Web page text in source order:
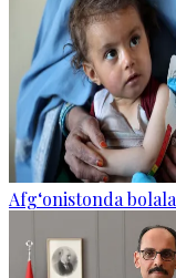
Afg‘onistonda